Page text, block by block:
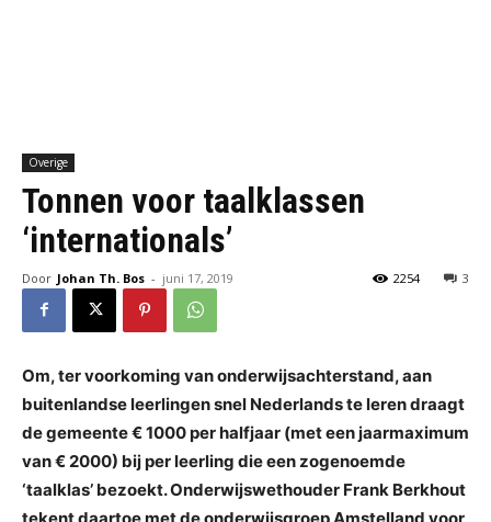
Overige
Tonnen voor taalklassen
‘internationals’
Door Johan Th. Bos - juni 17, 2019 3
2254
Om, ter voorkoming van onderwijsachterstand, aan
buitenlandse leerlingen snel Nederlands te leren draagt
de gemeente € 1000 per halfjaar (met een jaarmaximum
van € 2000) bij per leerling die een zogenoemde
‘taalklas’ bezoekt. Onderwijswethouder Frank Berkhout